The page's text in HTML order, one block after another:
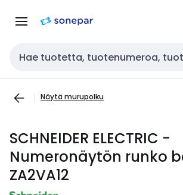
navigointiinsisältöön
Haku
Näytä murupolku
SCHNEIDER ELECTRIC -
Numeronäytön runko
ZA2VA12